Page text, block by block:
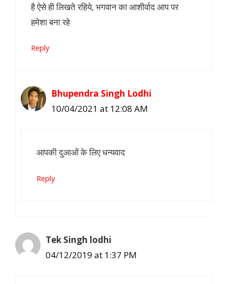
है ऐसे ही लिखते रहिये, भगवान का आशीर्वाद आप पर
हमेशा बना रहे
Reply
Bhupendra Singh Lodhi
10/04/2021 at 12:08 AM
आपकी दुआओं के लिए धन्यवाद
Reply
Tek Singh lodhi
04/12/2019 at 1:37 PM